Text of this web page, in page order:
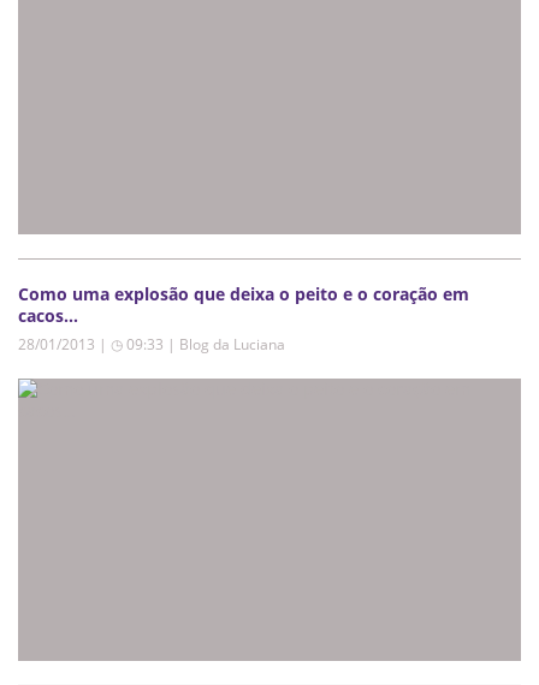
Como uma explosão que deixa o peito e o coração em
cacos…
28/01/2013 | ◷ 09:33 | Blog da Luciana